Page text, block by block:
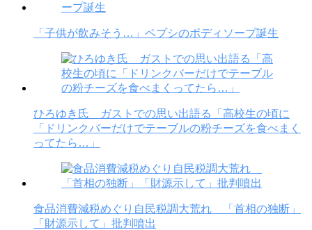
「子供が飲みそう…」ペプシのボディソープ誕生
ひろゆき氏 ガストでの思い出語る「高校生の頃に
「ドリンクバーだけでテーブルの粉チーズを食べまく
ってたら…」
食品消費減税めぐり自民税調大荒れ 「首相の独断」
「財源示して」批判噴出